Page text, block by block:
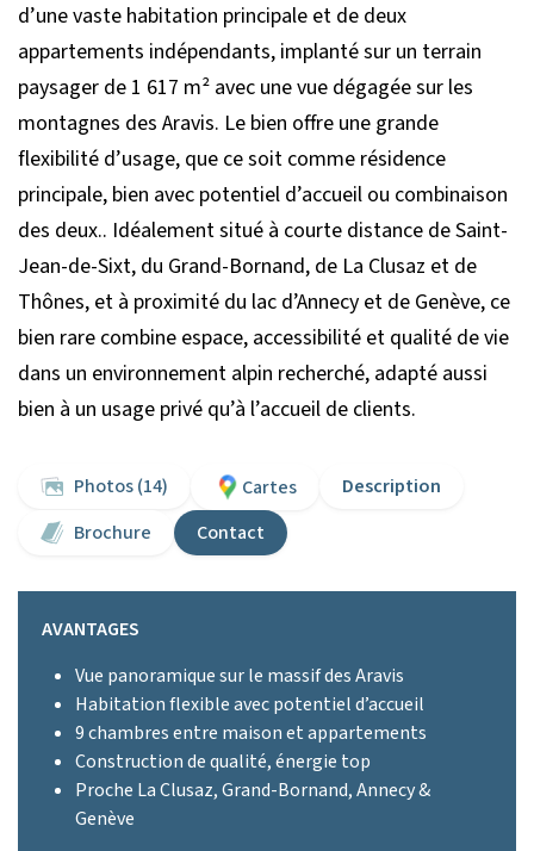
d’une vaste habitation principale et de deux
appartements indépendants, implanté sur un terrain
paysager de 1 617 m² avec une vue dégagée sur les
montagnes des Aravis. Le bien offre une grande
flexibilité d’usage, que ce soit comme résidence
principale, bien avec potentiel d’accueil ou combinaison
des deux.. Idéalement situé à courte distance de Saint-
Jean-de-Sixt, du Grand-Bornand, de La Clusaz et de
Thônes, et à proximité du lac d’Annecy et de Genève, ce
bien rare combine espace, accessibilité et qualité de vie
dans un environnement alpin recherché, adapté aussi
bien à un usage privé qu’à l’accueil de clients.
Photos (14) Cartes
Description
Brochure
Contact
AVANTAGES
Vue panoramique sur le massif des Aravis
Habitation flexible avec potentiel d’accueil
9 chambres entre maison et appartements
Construction de qualité, énergie top
Proche La Clusaz, Grand-Bornand, Annecy &
Genève